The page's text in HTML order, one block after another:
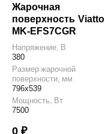
Жарочная
поверхность Viatto
MK-EFS7CGR
Напряжение, В
380
Размер жарочной
поверхности, мм
796х539
Мощность, Вт
7500
0 ₽